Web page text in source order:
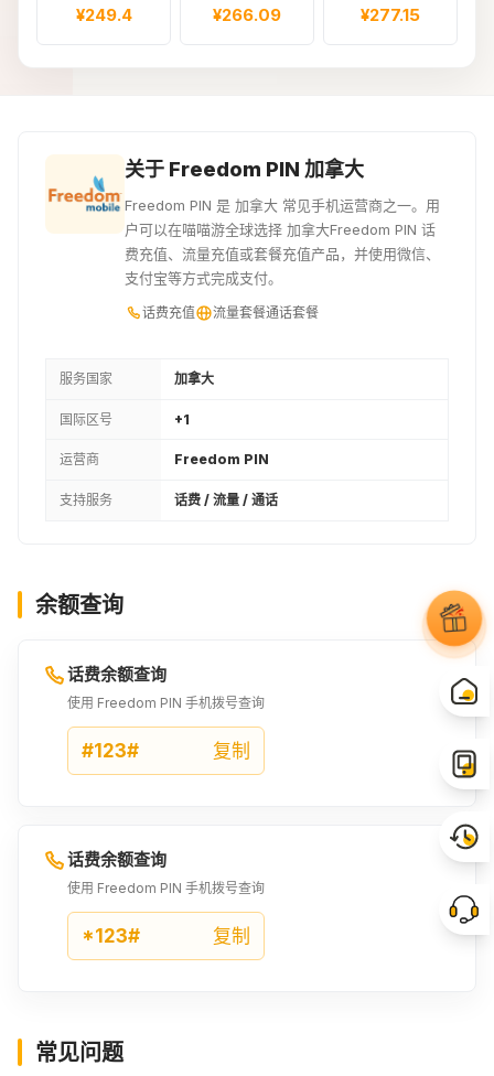
¥249.4
¥266.09
¥277.15
关于 Freedom PIN 加拿大
Freedom PIN 是 加拿大 常见手机运营商之一。用
户可以在喵喵游全球选择 加拿大Freedom PIN 话
费充值、流量充值或套餐充值产品，并使用微信、
支付宝等方式完成支付。
话费充值 流量套餐通话套餐
服务国家 加拿大
国际区号 +1
运营商 Freedom PIN
支持服务 话费 / 流量 / 通话
余额查询
话费余额查询
使用 Freedom PIN 手机拨号查询
#123# 复制
话费余额查询
使用 Freedom PIN 手机拨号查询
*123# 复制
常见问题